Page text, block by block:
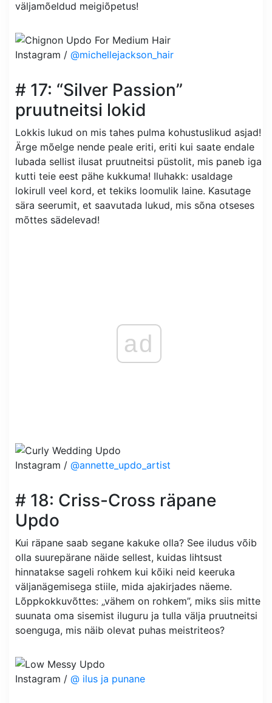
väljamõeldud meigiõpetus!
Instagram / @michellejackson_hair
# 17: “Silver Passion”
pruutneitsi lokid
Lokkis lukud on mis tahes pulma kohustuslikud asjad!
Ärge mõelge nende peale eriti, eriti kui saate endale
lubada sellist ilusat pruutneitsi püstolit, mis paneb iga
kutti teie eest pähe kukkuma! Iluhakk: usaldage
lokirull veel kord, et tekiks loomulik laine. Kasutage
sära seerumit, et saavutada lukud, mis sõna otseses
mõttes sädelevad!
ad
Instagram / @annette_updo_artist
# 18: Criss-Cross räpane
Updo
Kui räpane saab segane kakuke olla? See iludus võib
olla suurepärane näide sellest, kuidas lihtsust
hinnatakse sageli rohkem kui kõiki neid keeruka
väljanägemisega stiile, mida ajakirjades näeme.
Lõppkokkuvõttes: „vähem on rohkem”, miks siis mitte
suunata oma sisemist iluguru ja tulla välja pruutneitsi
soenguga, mis näib olevat puhas meistriteos?
Instagram / @ ilus ja punane